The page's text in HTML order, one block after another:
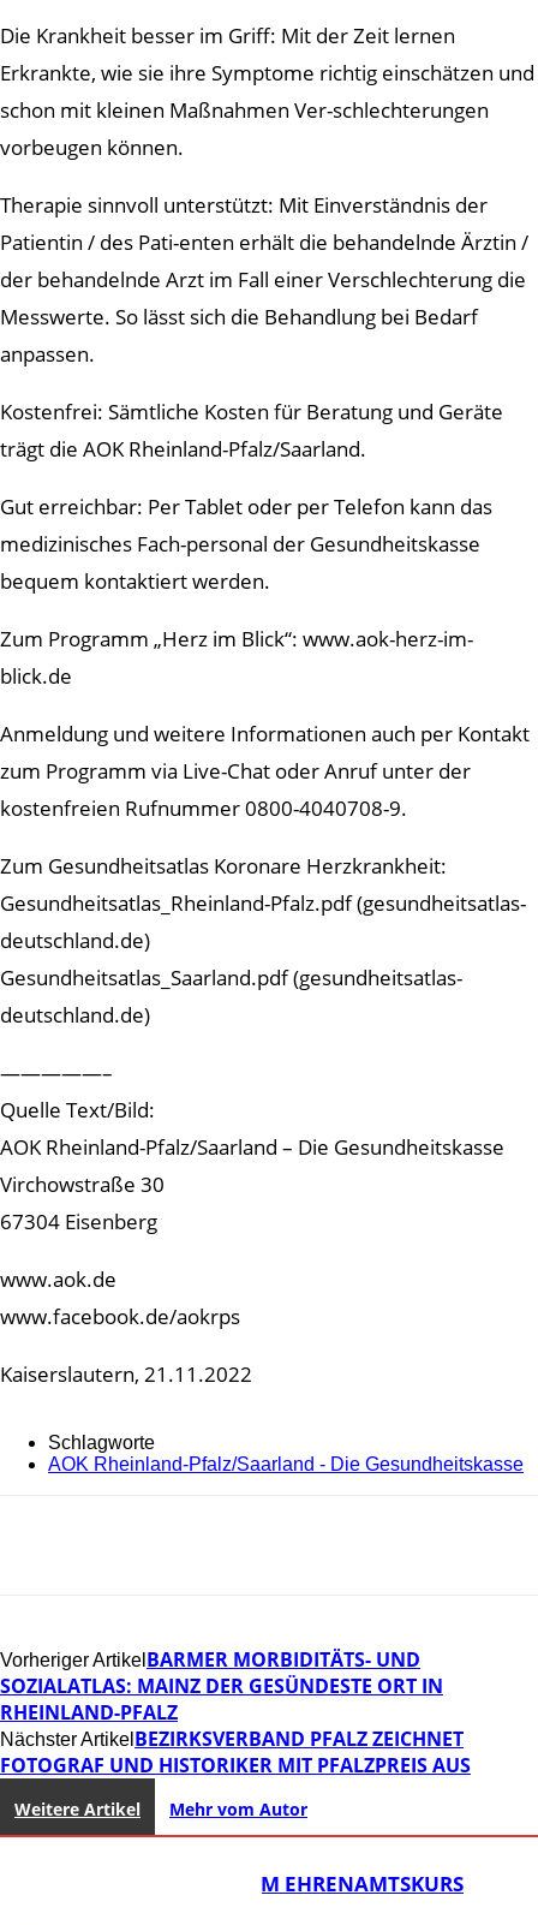
Die Krankheit besser im Griff: Mit der Zeit lernen
Erkrankte, wie sie ihre Symptome richtig einschätzen und
schon mit kleinen Maßnahmen Ver-schlechterungen
vorbeugen können.
Therapie sinnvoll unterstützt: Mit Einverständnis der
Patientin / des Pati-enten erhält die behandelnde Ärztin /
der behandelnde Arzt im Fall einer Verschlechterung die
Messwerte. So lässt sich die Behandlung bei Bedarf
anpassen.
Kostenfrei: Sämtliche Kosten für Beratung und Geräte
trägt die AOK Rheinland-Pfalz/Saarland.
Gut erreichbar: Per Tablet oder per Telefon kann das
medizinisches Fach-personal der Gesundheitskasse
bequem kontaktiert werden.
Zum Programm „Herz im Blick“: www.aok-herz-im-
blick.de
Anmeldung und weitere Informationen auch per Kontakt
zum Programm via Live-Chat oder Anruf unter der
kostenfreien Rufnummer 0800-4040708-9.
Zum Gesundheitsatlas Koronare Herzkrankheit:
Gesundheitsatlas_Rheinland-Pfalz.pdf (gesundheitsatlas-
deutschland.de)
Gesundheitsatlas_Saarland.pdf (gesundheitsatlas-
deutschland.de)
—————–
Quelle Text/Bild:
AOK Rheinland-Pfalz/Saarland – Die Gesundheitskasse
Virchowstraße 30
67304 Eisenberg
www.aok.de
www.facebook.de/aokrps
Kaiserslautern, 21.11.2022
Schlagworte
AOK Rheinland-Pfalz/Saarland - Die Gesundheitskasse
Vorheriger Artikel BARMER MORBIDITÄTS- UND
SOZIALATLAS: MAINZ DER GESÜNDESTE ORT IN
RHEINLAND-PFALZ
Nächster Artikel BEZIRKSVERBAND PFALZ ZEICHNET
FOTOGRAF UND HISTORIKER MIT PFALZPREIS AUS
Weitere Artikel Mehr vom Autor
ABSCHLUSS IM EHRENAMTSKURS